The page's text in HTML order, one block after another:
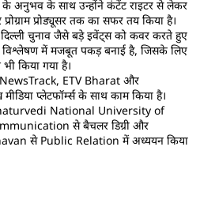
के अनुभव के साथ उन्होंने कंटेंट राइटर से लेकर
प्रोड्यूसर तक का सफर तय किया है।
दिल्ली चुनाव जैसे बड़े इवेंट्स को कवर करते हुए
विश्लेषण में मजबूत पकड़ बनाई है, जिसके लिए
किया गया है।
NewsTrack, ETV Bharat और
प्लेटफॉर्म्स के साथ काम किया है।
National University of
से बैचलर डिग्री और
से Public Relation में अध्ययन किया